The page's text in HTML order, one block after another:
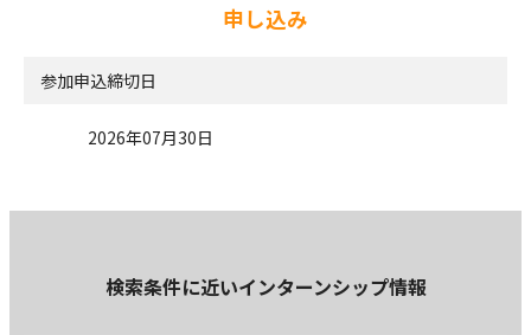
申し込み
参加申込締切日
2026年07月30日
検索条件に近いインターンシップ情報